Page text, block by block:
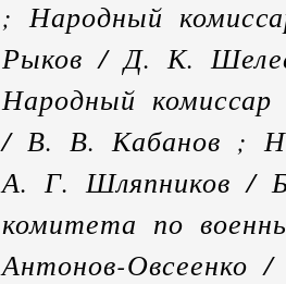
; Народный
Рыков / Д. К.
Народный
/ В. В. Кабанов ;
А. Г. Шляпников /
комитета по
Антонов-